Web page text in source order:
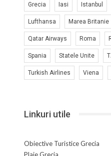
Grecia Iasi Istanbul
Lufthansa Marea Britanie
Qatar Airways Roma
Spania Statele Unite
Turkish Airlines Viena
Linkuri utile
Obiective Turistice Grecia
Plaje Grecia